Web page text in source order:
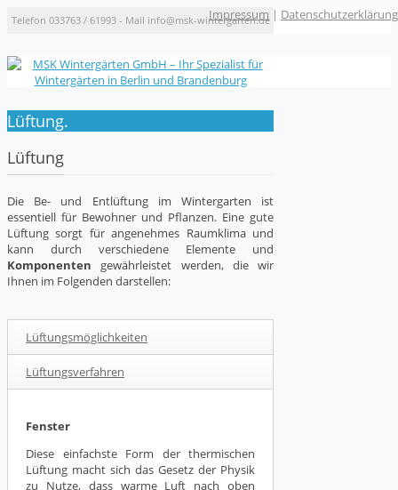
Telefon 033763 / 61993 - Mail info@msk-wintergarten.de
Lüftung.
Lüftung
Die Be- und Entlüftung im Wintergarten ist
essentiell für Bewohner und Pflanzen. Eine gute
Lüftung sorgt für angenehmes Raumklima und
kann durch verschiedene Elemente und
Komponenten gewährleistet werden, die wir
Ihnen im Folgenden darstellen:
Lüftungsmöglichkeiten
Lüftungsverfahren
Fenster
Diese einfachste Form der thermischen
Lüftung macht sich das Gesetz der Physik
zu Nutze, dass warme Luft nach oben
Impressum | Datenschutzerklärung